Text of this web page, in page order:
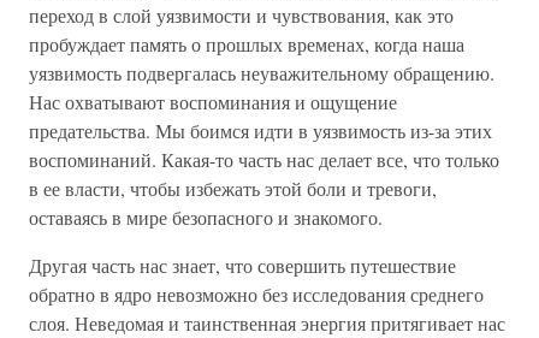
переход в слой уязвимости и чувствования, как это
пробуждает память о прошлых временах, когда наша
уязвимость подвергалась неуважительному обращению.
Нас охватывают воспоминания и ощущение
предательства. Мы боимся идти в уязвимость из-за этих
воспоминаний. Какая-то часть нас делает все, что только
в ее власти, чтобы избежать этой боли и тревоги,
оставаясь в мире безопасного и знакомого.
Другая часть нас знает, что совершить путешествие
обратно в ядро невозможно без исследования среднего
слоя. Неведомая и таинственная энергия притягивает нас